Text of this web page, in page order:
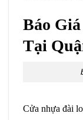
Báo
Tại
Cửa nhựa đài